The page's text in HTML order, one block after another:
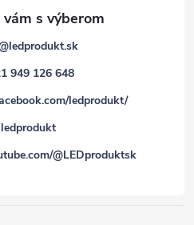
ledprodukt.sk
949 126 648
ledprodukt/
ledprodukt
@LEDproduktsk